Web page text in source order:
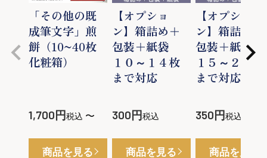
「その他の既
成筆文字」煎
餅（10~40枚
化粧箱）
1,700 税込 〜
商品を見る
【オプショ
ン】箱詰め＋
包装＋紙袋
１０～１４枚
まで対応
300 税込
商品を見る
【オプショ
ン】箱詰め＋
包装＋紙袋
１５～２９枚
まで対応
350 税込
商品を見る